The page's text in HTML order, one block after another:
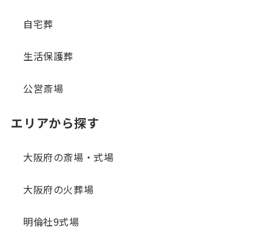
自宅葬
生活保護葬
公営斎場
エリアから探す
大阪府の斎場・式場
大阪府の火葬場
明倫社9式場